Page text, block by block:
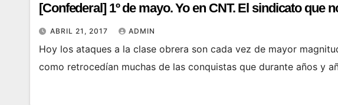
[Confederal] 1º de mayo. Yo en CNT. El sindicato que
ABRIL 21, 2017 ADMIN
Hoy los ataques a la clase obrera son cada vez de mayor
como retrocedían muchas de las conquistas que durante años y